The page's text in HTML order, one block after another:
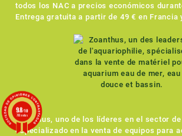
todos los NAC a precios económicos
Entrega gratuita a partir de 49 € en Francia
Zoanthus, uno de los líderes en el sector
especializado en la venta de equipos para
9.8/10
786 notas